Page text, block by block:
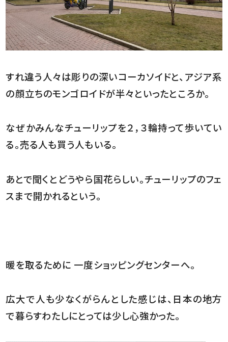
すれ違う人々は彫りの深いコーカソイドと、アジア系
の顔立ちのモンゴロイドが半々といったところか。
なぜかみんなチューリップを２，３輪持って歩いてい
る。売る人も買う人もいる。
あとで聞くとどうやら国花らしい。チューリップのフェ
スまで開かれるという。
暖を取るために 一度ショッピングセンターへ。
広大で人も少なくがらんとした感じは、日本の地方
で暮らすわたしにとっては少し心強かった。